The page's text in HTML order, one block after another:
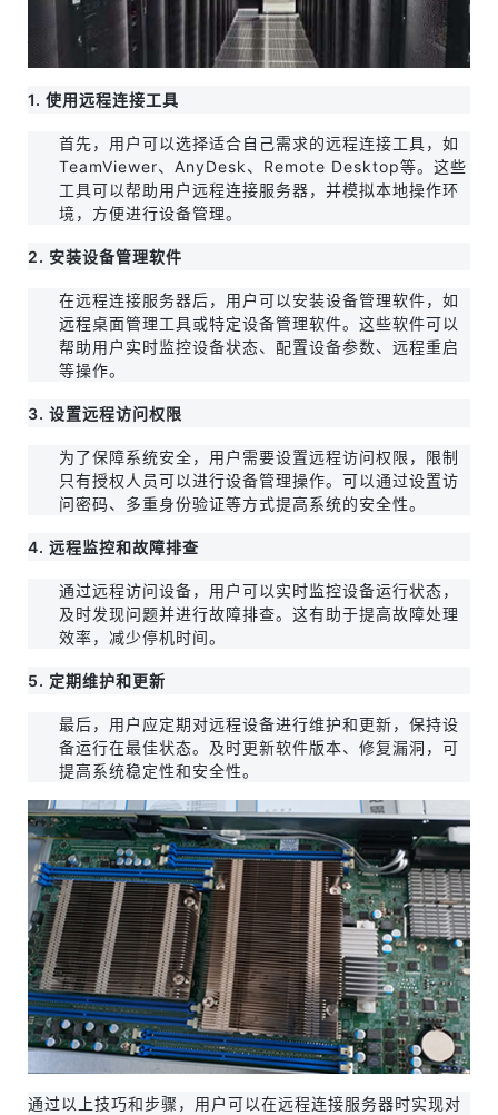
1. 使用远程连接工具
首先，用户可以选择适合自己需求的远程连接工具，如
TeamViewer、AnyDesk、Remote Desktop等。这些
工具可以帮助用户远程连接服务器，并模拟本地操作环
境，方便进行设备管理。
2. 安装设备管理软件
在远程连接服务器后，用户可以安装设备管理软件，如
远程桌面管理工具或特定设备管理软件。这些软件可以
帮助用户实时监控设备状态、配置设备参数、远程重启
等操作。
3. 设置远程访问权限
为了保障系统安全，用户需要设置远程访问权限，限制
只有授权人员可以进行设备管理操作。可以通过设置访
问密码、多重身份验证等方式提高系统的安全性。
4. 远程监控和故障排查
通过远程访问设备，用户可以实时监控设备运行状态，
及时发现问题并进行故障排查。这有助于提高故障处理
效率，减少停机时间。
5. 定期维护和更新
最后，用户应定期对远程设备进行维护和更新，保持设
备运行在最佳状态。及时更新软件版本、修复漏洞，可
提高系统稳定性和安全性。
通过以上技巧和步骤，用户可以在远程连接服务器时实现对